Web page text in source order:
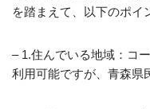
を踏まえて、以下のポイ
– 1.住んでいる地域：コ
利用可能ですが、青森県